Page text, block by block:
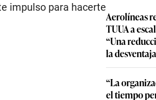
impulso para hacerte
Aerolíneas
TUUA a
“Una
la
“La
el tiempo